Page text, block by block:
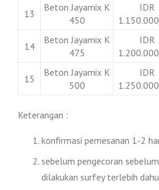
13
Beton Jayamix K
450
IDR
14
Beton Jayamix K
475
IDR
15
Beton Jayamix K
500
IDR
Keterangan :
konfirmasi pemesanan 1-2
sebelum pengecoran
dilakukan surfey terlebih